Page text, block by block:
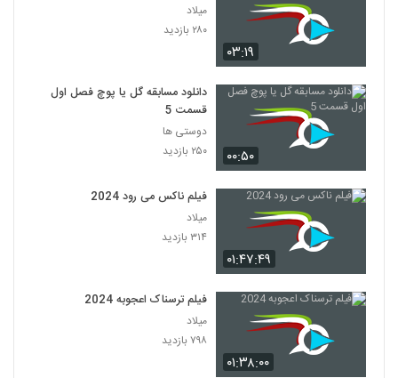
۰۳:۱۹
میلاد
۲۸۰ بازدید
۰۰:۵۰
دانلود مسابقه گل یا پوچ فصل اول
قسمت 5
دوستی ها
۲۵۰ بازدید
۰۱:۴۷:۴۹
فیلم ناکس می رود 2024
میلاد
۳۱۴ بازدید
۰۱:۳۸:۰۰
فیلم ترسناک اعجوبه 2024
میلاد
۷۹۸ بازدید